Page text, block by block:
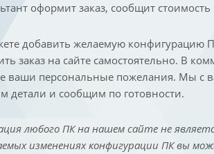
оформит заказ, сообщит
добавить желаемую конфигурацию
заказ на сайте самостоятельно. В
ваши персональные пожелания. Мы с
детали и сообщим по готовности.
любого ПК на нашем сайте не
изменениях конфигурации ПК вы